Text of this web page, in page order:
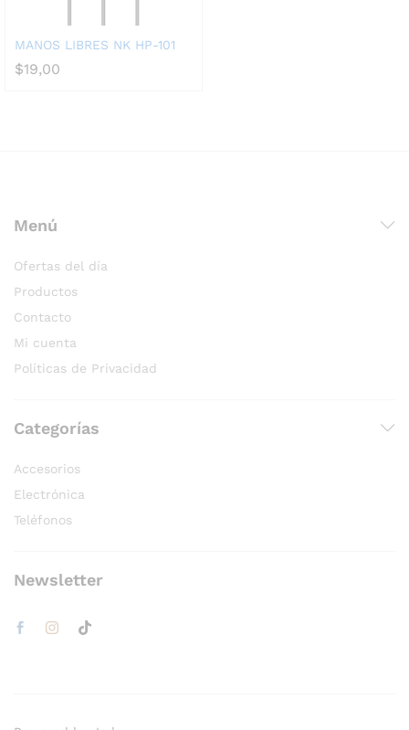
MANOS LIBRES NK HP-101
$19,00
Menú
Ofertas del día
Productos
Contacto
Mi cuenta
Políticas de Privacidad
Categorías
Accesorios
Electrónica
Teléfonos
Newsletter